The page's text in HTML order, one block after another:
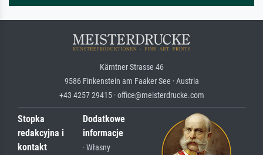
Kärntner Strasse 46
9586 Finkenstein am Faaker See · Austria
+43 4257 29415 · office@meisterdrucke.com
Stopka
redakcyjna i
kontakt
Dodatkowe
informacje
· Własny